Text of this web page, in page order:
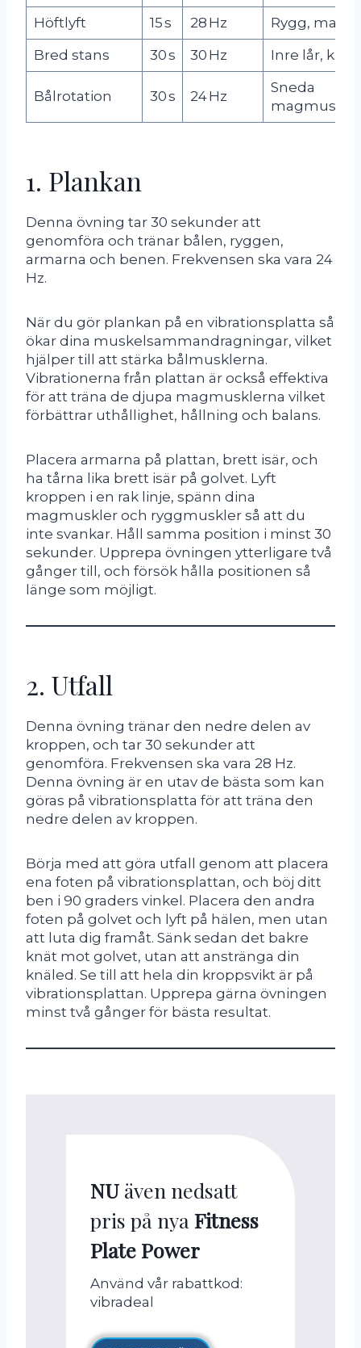
Höftlyft 15 s 28 Hz
Rygg, mage
Bred stans
30 s 30 Hz Inre lår, knän
Bålrotation 30 s 24 Hz
Sneda
1. Plankan
Denna övning tar 30 sekunder att
genomföra och tränar bålen, ryggen,
armarna och benen. Frekvensen ska vara 24
Hz.
När du gör plankan på en vibrationsplatta så
ökar dina muskelsammandragningar, vilket
hjälper till att stärka bålmusklerna.
Vibrationerna från plattan är också effektiva
för att träna de djupa magmusklerna vilket
förbättrar uthållighet, hållning och balans.
Placera armarna på plattan, brett isär, och
ha tårna lika brett isär på golvet. Lyft
kroppen i en rak linje, spänn dina
magmuskler och ryggmuskler så att du
inte svankar. Håll samma position i minst 30
sekunder. Upprepa övningen ytterligare två
gånger till, och försök hålla positionen så
länge som möjligt.
2. Utfall
Denna övning tränar den nedre delen av
kroppen, och tar 30 sekunder att
genomföra. Frekvensen ska vara 28 Hz.
Denna övning är en utav de bästa som kan
göras på vibrationsplatta för att träna den
nedre delen av kroppen.
Börja med att göra utfall genom att placera
ena foten på vibrationsplattan, och böj ditt
ben i 90 graders vinkel. Placera den andra
foten på golvet och lyft på hälen, men utan
att luta dig framåt. Sänk sedan det bakre
knät mot golvet, utan att anstränga din
knäled. Se till att hela din kroppsvikt är på
vibrationsplattan. Upprepa gärna övningen
minst två gånger för bästa resultat.
NU även nedsatt
pris på nya Fitness
Plate Power
Använd vår rabattkod:
vibradeal